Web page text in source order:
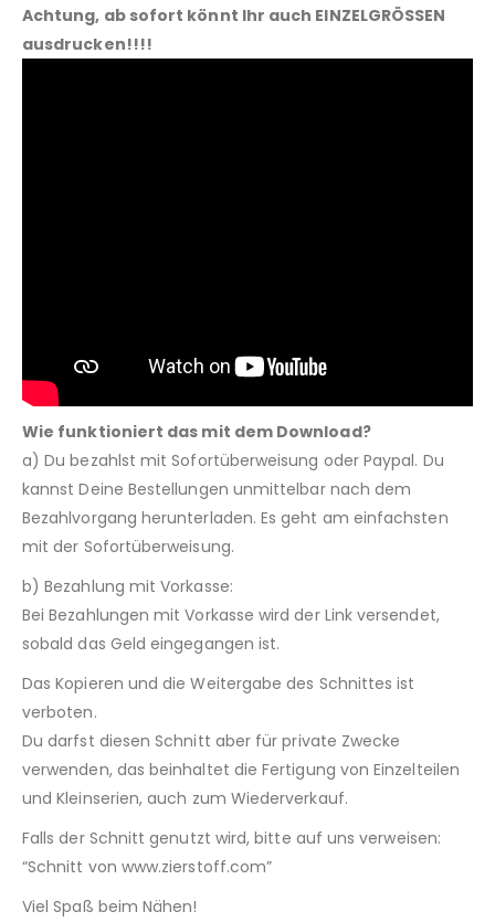
Achtung, ab sofort könnt Ihr auch EINZELGRÖSSEN
ausdrucken!!!!
Wie funktioniert das mit dem Download?
a) Du bezahlst mit Sofortüberweisung oder Paypal. Du
kannst Deine Bestellungen unmittelbar nach dem
Bezahlvorgang herunterladen. Es geht am einfachsten
mit der Sofortüberweisung.
b) Bezahlung mit Vorkasse:
Bei Bezahlungen mit Vorkasse wird der Link versendet,
sobald das Geld eingegangen ist.
Das Kopieren und die Weitergabe des Schnittes ist
verboten.
Du darfst diesen Schnitt aber für private Zwecke
verwenden, das beinhaltet die Fertigung von Einzelteilen
und Kleinserien, auch zum Wiederverkauf.
Falls der Schnitt genutzt wird, bitte auf uns verweisen:
“Schnitt von www.zierstoff.com”
Viel Spaß beim Nähen!